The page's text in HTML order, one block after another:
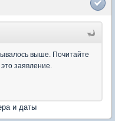
выше. Почитайте
заявление.
и даты